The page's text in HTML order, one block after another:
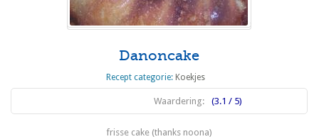
Danoncake
Recept categorie: Koekjes
Waardering: (3.1 / 5)
frisse cake (thanks noona)